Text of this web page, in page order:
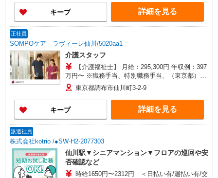
当（月平均5回分）等、毎月平均的に支払われる手
当を含みます。 ※居住支援特別手当は勤続5年目
までの方はさらに1万円支給（再入社は除く） ◎
間外手当支給（超過1分〜）
キープ 詳細を見る
正社員
SOMPOケア ラヴィーレ仙川/5020aa1
介護スタッフ
【介護福祉士】 月給：295,300円 年収例：397
万円〜 ※職務手当、特別職務手当、（東京都）居
住支援特別手当、働きがい向上手当、日祝手当
（月平均2回分）、夜勤手当（月平均5回分）等、
毎月平均的に支払われる手当を含みます。 ※居住
支援特別手当は勤続5年目までの方はさらに1万円
支給（再入社は除く） ◎賞与：基本給2.08ヶ月分/
分〜）
東京都調布市仙川町3-2-9
キープ 詳細を見る
派遣社員
株式会社kotrio /●SW-H2-2077303
仙川駅▼シニアマンション▼フロアの巡回や安
否確認など
時給1650円〜2312円 ＜日払い有/週払い有/交